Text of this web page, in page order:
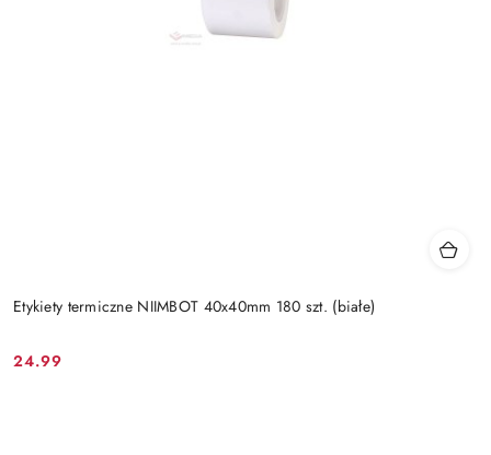
Etykiety termiczne NIIMBOT 40x40mm 180 szt. (białe)
Cena:
24.99